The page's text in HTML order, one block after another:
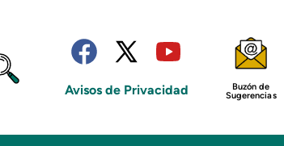
Avisos de Privacidad
Buzón de
Sugerencias